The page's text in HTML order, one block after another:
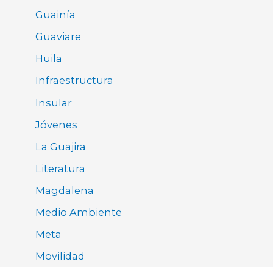
Guainía
Guaviare
Huila
Infraestructura
Insular
Jóvenes
La Guajira
Literatura
Magdalena
Medio Ambiente
Meta
Movilidad